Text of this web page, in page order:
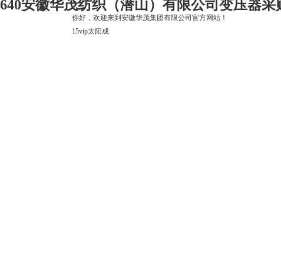
640安徽华茂纺织（潜山）有限公司变压器
你好，欢迎来到安徽华茂集团有限公司官方网站！
15vip太阳成